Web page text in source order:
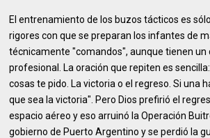
El entrenamiento de los buzos tácticos es
rigores con que se preparan los infantes de
técnicamente "comandos", aunque tienen
profesional. La oración que repiten es
cosas te pido. La victoria o el regreso. Si una
que sea la victoria". Pero Dios prefirió el
espacio aéreo y eso arruinó la Operación
gobierno de Puerto Argentino y se perdió la